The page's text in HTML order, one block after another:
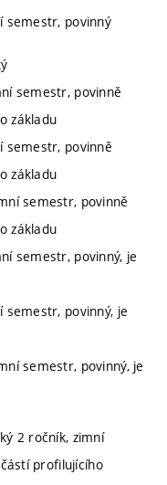
semestr, povinný
semestr, povinně
základu
semestr, povinně
základu
semestr, povinně
základu
semestr, povinný, je
semestr, povinný, je
semestr, povinný, je
2 ročník, zimní
profilujícího